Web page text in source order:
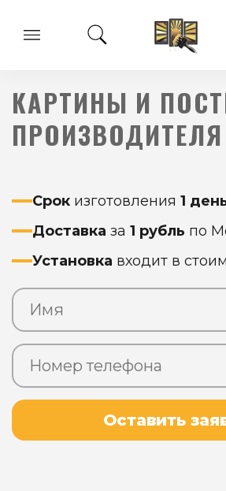
КАРТИНЫ И
ПРОИЗВОДИТЕЛЯ
Срок изготовления 1
Доставка за 1 рубль по
Установка входит в
Оставить